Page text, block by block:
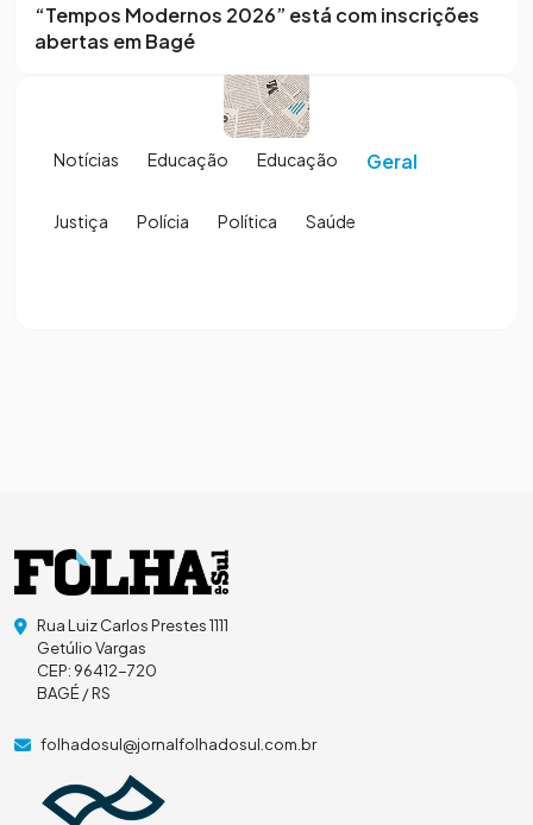
“Tempos Modernos 2026” está com inscrições
abertas em Bagé
Notícias Educação Educação Geral
Justiça Polícia Política Saúde
Rua Luiz Carlos Prestes 1111
Getúlio Vargas
CEP: 96412-720
BAGÉ / RS
folhadosul@jornalfolhadosul.com.br